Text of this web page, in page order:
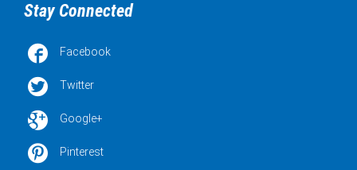
Stay Connected
 Facebook
 Twitter
 Google+
 Pinterest